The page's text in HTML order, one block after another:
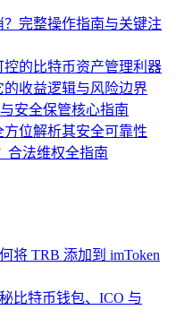
？完整操作指南与关键注
控的比特币资产管理利器
的收益逻辑与风险边界
安全保管核心指南
方位解析其安全可靠性
合法维权全指南
将 TRB 添加到 imToken
比特币钱包、ICO 与